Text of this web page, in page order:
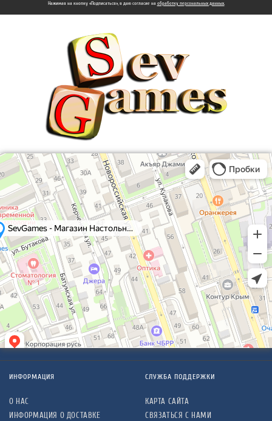
Нажимая на кнопку «Подписаться», я даю cогласие на обработку персональных данных.
ИНФОРМАЦИЯ
О НАС
ИНФОРМАЦИЯ О ДОСТАВКЕ
СЛУЖБА ПОДДЕРЖКИ
КАРТА САЙТА
СВЯЗАТЬСЯ С НАМИ